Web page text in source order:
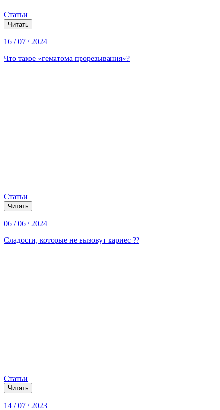
Статьи
Читать
16 / 07 / 2024
Что такое «гематома прорезывания»?
Статьи
Читать
06 / 06 / 2024
Сладости, которые не вызовут кариес ??
Статьи
Читать
14 / 07 / 2023